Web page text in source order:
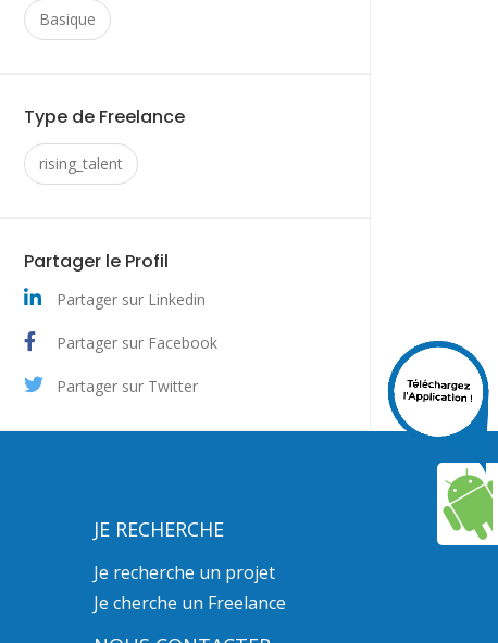
Basique
Type de Freelance
rising_talent
Partager le Profil
Partager sur Linkedin
Partager sur Facebook
Partager sur Twitter
JE RECHERCHE
Je recherche un projet
Je cherche un Freelance